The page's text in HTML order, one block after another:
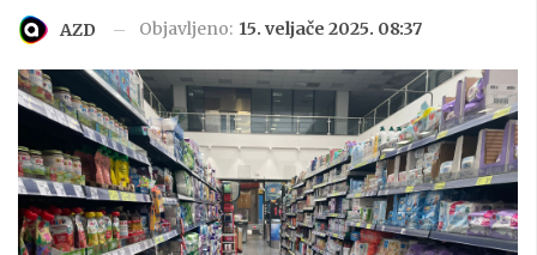
AZD Objavljeno: 15. veljače 2025. 08:37